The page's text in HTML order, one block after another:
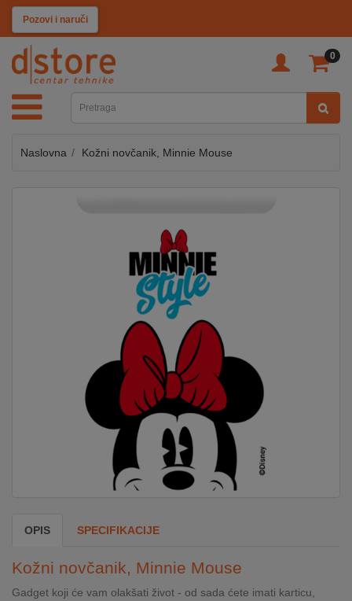
Pozovi i naruči
0
KATEGORIJE
TV
SAT
MOBILNI
KLIMATIZACIJA
Naslovna Kožni novčanik, Minnie Mouse
OPIS SPECIFIKACIJE
Kožni novčanik, Minnie Mouse
Gadget koji će vam olakšati život - od sada ćete imati karticu,